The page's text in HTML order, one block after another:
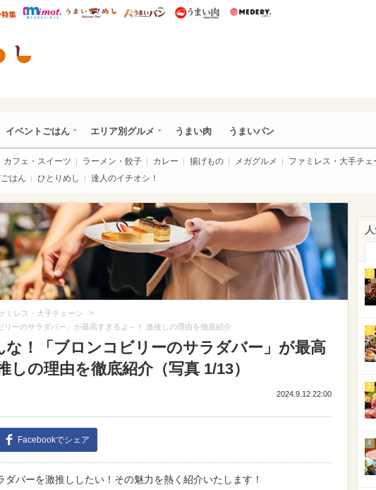
* ウレぴあ総研 ディズニー特集
mimot. うまいめし うまいパン うまい肉
イベントごはん エリア別グルメ うまい肉 うまいパン
カフェ・スイーツ ラーメン・餃子 カレー 揚げもの メガグルメ
ファミレス・大手チェ
はん ひとりめし 達人のイチオシ！
ミレス・大手チェーン >
リーのサラダバー」が最高すぎるよ～！ 激推しの理由を徹底紹介
な！「ブロンコビリーのサラダバー」が最高
しの理由を徹底紹介（写真 1/13）
2024.9.12 22:00
Facebookでシェア
バーを激推ししたい！その魅力を熱く紹介いたします！
1
2
3
4